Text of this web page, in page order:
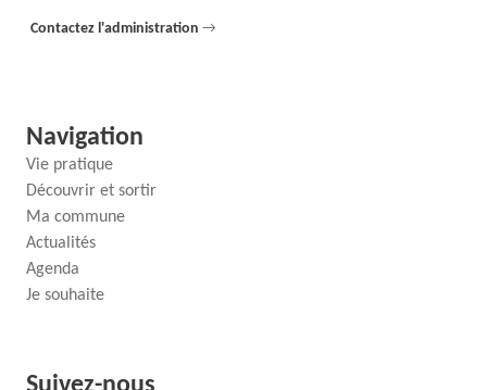
Contactez l'administration →
Navigation
Vie pratique
Découvrir et sortir
Ma commune
Actualités
Agenda
Je souhaite